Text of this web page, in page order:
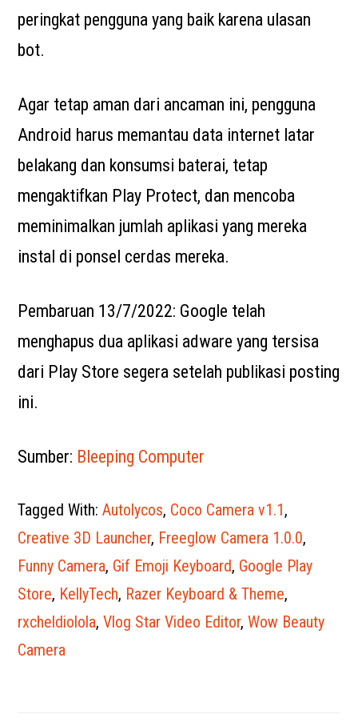
peringkat pengguna yang baik karena ulasan
bot.
Agar tetap aman dari ancaman ini, pengguna
Android harus memantau data internet latar
belakang dan konsumsi baterai, tetap
mengaktifkan Play Protect, dan mencoba
meminimalkan jumlah aplikasi yang mereka
instal di ponsel cerdas mereka.
Pembaruan 13/7/2022: Google telah
menghapus dua aplikasi adware yang tersisa
dari Play Store segera setelah publikasi posting
ini.
Sumber: Bleeping Computer
Tagged With:Autolycos, Coco Camera v1.1,
Creative 3D Launcher, Freeglow Camera 1.0.0,
Funny Camera, Gif Emoji Keyboard, Google Play
Store, KellyTech, Razer Keyboard & Theme,
rxcheldiolola,Vlog Star Video Editor,Wow Beauty
Camera